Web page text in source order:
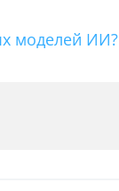
моделей ИИ?